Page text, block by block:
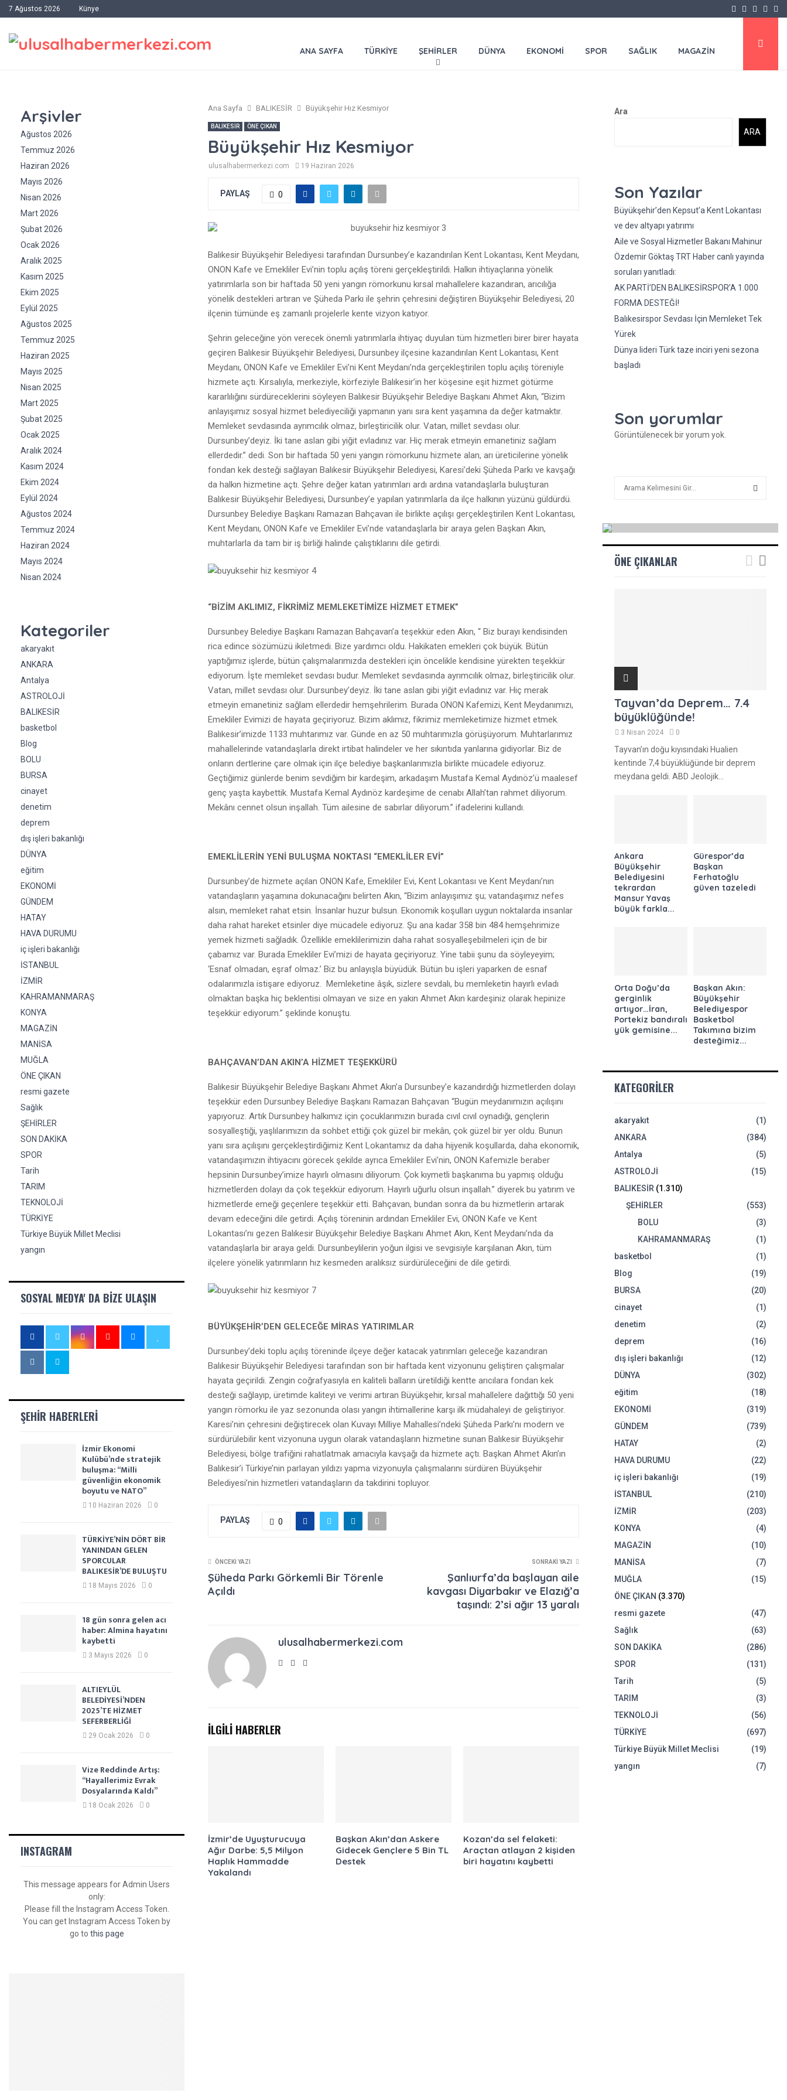
7 Ağustos 2026 Künye Facebook
Twitter
ANA SAYFA TÜRKİYE ŞEHİRLER DÜNYA EKONOMİ SPOR SAĞLIK MAGAZİN
Ana Sayfa BALIKESİR Büyükşehir Hız Kesmiyor
BALIKESİR ÖNE ÇIKAN
Büyükşehir Hız Kesmiyor
ulusalhabermerkezi.com 19 Haziran 2026
PAYLAŞ 0
Balıkesir Büyükşehir Belediyesi tarafından Dursunbey’e kazandırılan Kent Lokantası, Kent Meydanı,
ONON Kafe ve Emekliler Evi’nin toplu açılış töreni gerçekleştirildi. Halkın ihtiyaçlarına yönelik
yatırımlarla son bir haftada 50 yeni yangın römorkunu kırsal mahallelere kazandıran, arıcılığa
yönelik destekleri artıran ve Şüheda Parkı ile şehrin çehresini değiştiren Büyükşehir Belediyesi, 20
ilçenin tümünde eş zamanlı projelerle kente vizyon katıyor.
Şehrin geleceğine yön verecek önemli yatırımlarla ihtiyaç duyulan tüm hizmetleri birer birer hayata
geçiren Balıkesir Büyükşehir Belediyesi, Dursunbey ilçesine kazandırılan Kent Lokantası, Kent
Meydanı, ONON Kafe ve Emekliler Evi’ni Kent Meydanı’nda gerçekleştirilen toplu açılış töreniyle
hizmete açtı. Kırsalıyla, merkeziyle, körfeziyle Balıkesir’in her köşesine eşit hizmet götürme
kararlılığını sürdüreceklerini söyleyen Balıkesir Büyükşehir Belediye Başkanı Ahmet Akın, “Bizim
anlayışımız sosyal hizmet belediyeciliği yapmanın yanı sıra kent yaşamına da değer katmaktır.
Memleket sevdasında ayrımcılık olmaz, birleştiricilik olur. Vatan, millet sevdası olur.
Dursunbey’deyiz. İki tane aslan gibi yiğit evladınız var. Hiç merak etmeyin emanetiniz sağlam
ellerdedir.” dedi. Son bir haftada 50 yeni yangın römorkunu hizmete alan, arı üreticilerine yönelik
fondan kek desteği sağlayan Balıkesir Büyükşehir Belediyesi, Karesi’deki Şüheda Parkı ve kavşağı
da halkın hizmetine açtı. Şehre değer katan yatırımları ardı ardına vatandaşlarla buluşturan
Balıkesir Büyükşehir Belediyesi, Dursunbey’e yapılan yatırımlarla da ilçe halkının yüzünü güldürdü.
Dursunbey Belediye Başkanı Ramazan Bahçavan ile birlikte açılışı gerçekleştirilen Kent Lokantası,
Kent Meydanı, ONON Kafe ve Emekliler Evi’nde vatandaşlarla bir araya gelen Başkan Akın,
muhtarlarla da tam bir iş birliği halinde çalıştıklarını dile getirdi.
“BİZİM AKLIMIZ, FİKRİMİZ MEMLEKETİMİZE HİZMET ETMEK”
Dursunbey Belediye Başkanı Ramazan Bahçavan’a teşekkür eden Akın, “ Biz burayı kendisinden
rica edince sözümüzü ikiletmedi. Bize yardımcı oldu. Hakikaten emekleri çok büyük. Bütün
yaptığımız işlerde, bütün çalışmalarımızda destekleri için öncelikle kendisine yürekten teşekkür
ediyorum. İşte memleket sevdası budur. Memleket sevdasında ayrımcılık olmaz, birleştiricilik olur.
Vatan, millet sevdası olur. Dursunbey’deyiz. İki tane aslan gibi yiğit evladınız var. Hiç merak
etmeyin emanetiniz sağlam ellerdedir hemşehrilerim. Burada ONON Kafemizi, Kent Meydanımızı,
Emekliler Evimizi de hayata geçiriyoruz. Bizim aklımız, fikrimiz memleketimize hizmet etmek.
Balıkesir’imizde 1133 muhtarımız var. Günde en az 50 muhtarımızla görüşüyorum. Muhtarlarımız
mahallelerinde vatandaşlarla direkt irtibat halindeler ve her sıkıntıda yanlarına gidiyorlar. Biz de
onların dertlerine çare olmak için ilçe belediye başkanlarımızla birlikte mücadele ediyoruz.
Geçtiğimiz günlerde benim sevdiğim bir kardeşim, arkadaşım Mustafa Kemal Aydınöz’ü maalesef
genç yaşta kaybettik. Mustafa Kemal Aydınöz kardeşime de cenabı Allah’tan rahmet diliyorum.
Mekânı cennet olsun inşallah. Tüm ailesine de sabırlar diliyorum.” ifadelerini kullandı.
EMEKLİLERİN YENİ BULUŞMA NOKTASI “EMEKLİLER EVİ”
Dursunbey’de hizmete açılan ONON Kafe, Emekliler Evi, Kent Lokantası ve Kent Meydanı’nın
vatandaşların yaşamına dokunacağını belirten Akın, “Bizim anlayışımız şu; vatandaşımız nefes
alsın, memleket rahat etsin. İnsanlar huzur bulsun. Ekonomik koşulları uygun noktalarda insanlar
daha rahat hareket etsinler diye mücadele ediyoruz. Şu ana kadar 358 bin 484 hemşehrimize
yemek hizmeti sağladık. Özellikle emeklilerimizin daha rahat sosyalleşebilmeleri için de bir
çabamız var. Burada Emekliler Evi’mizi de hayata geçiriyoruz. Yine tabii şunu da söyleyeyim;
‘Esnaf olmadan, eşraf olmaz.’ Biz bu anlayışla büyüdük. Bütün bu işleri yaparken de esnaf
odalarımızla istişare ediyoruz. Memleketine âşık, sizlere sevdalı, bu memleketin hayırlı evladı
olmaktan başka hiç beklentisi olmayan ve size en yakın Ahmet Akın kardeşiniz olarak hepinize
teşekkür ediyorum.” şeklinde konuştu.
BAHÇAVAN’DAN AKIN’A HİZMET TEŞEKKÜRÜ
Balıkesir Büyükşehir Belediye Başkanı Ahmet Akın’a Dursunbey’e kazandırdığı hizmetlerden dolayı
teşekkür eden Dursunbey Belediye Başkanı Ramazan Bahçavan “Bugün meydanımızın açılışını
yapıyoruz. Artık Dursunbey halkımız için çocuklarımızın burada cıvıl cıvıl oynadığı, gençlerin
sosyalleştiği, yaşlılarımızın da sohbet ettiği çok güzel bir mekân, çok güzel bir yer oldu. Bunun
yanı sıra açılışını gerçekleştirdiğimiz Kent Lokantamız da daha hijyenik koşullarda, daha ekonomik,
vatandaşımızın ihtiyacını görecek şekilde ayrıca Emekliler Evi’nin, ONON Kafemizle beraber
hepsinin Dursunbey’imize hayırlı olmasını diliyorum. Çok kıymetli başkanıma bu yapmış olduğu
hizmetlerden dolayı da çok teşekkür ediyorum. Hayırlı uğurlu olsun inşallah.” diyerek bu yatırım ve
hizmetlerde emeği geçenlere teşekkür etti. Bahçavan, bundan sonra da bu hizmetlerin artarak
devam edeceğini dile getirdi. Açılış töreninin ardından Emekliler Evi, ONON Kafe ve Kent
Lokantası’nı gezen Balıkesir Büyükşehir Belediye Başkanı Ahmet Akın, Kent Meydanı’nda da
vatandaşlarla bir araya geldi. Dursunbeylilerin yoğun ilgisi ve sevgisiyle karşılanan Akın, tüm
ilçelere yönelik yatırımların hız kesmeden aralıksız sürdürüleceğini de dile getirdi.
BÜYÜKŞEHİR’DEN GELECEĞE MİRAS YATIRIMLAR
Dursunbey’deki toplu açılış töreninde ilçeye değer katacak yatırımları geleceğe kazandıran
Balıkesir Büyükşehir Belediyesi tarafından son bir haftada kent vizyonunu geliştiren çalışmalar
hayata geçirildi. Zengin coğrafyasıyla en kaliteli balların üretildiği kentte arıcılara fondan kek
desteği sağlayıp, üretimde kaliteyi ve verimi artıran Büyükşehir, kırsal mahallelere dağıttığı 50 yeni
yangın römorku ile yaz sezonunda olası yangın ihtimallerine karşı ilk müdahaleyi de geliştiriyor.
Karesi’nin çehresini değiştirecek olan Kuvayı Milliye Mahallesi’ndeki Şüheda Parkı’nı modern ve
sürdürülebilir kent vizyonuna uygun olarak vatandaşların hizmetine sunan Balıkesir Büyükşehir
Belediyesi, bölge trafiğini rahatlatmak amacıyla kavşağı da hizmete açtı. Başkan Ahmet Akın’ın
Balıkesir’i Türkiye’nin parlayan yıldızı yapma vizyonuyla çalışmalarını sürdüren Büyükşehir
Belediyesi’nin hizmetleri vatandaşların da takdirini topluyor.
PAYLAŞ 0
ÖNCEKI YAZI
Şüheda Parkı Görkemli Bir Törenle
Açıldı
SONRAKI YAZI
Şanlıurfa’da başlayan aile
kavgası Diyarbakır ve Elazığ’a
taşındı: 2’si ağır 13 yaralı
ulusalhabermerkezi.com
İLGİLİ HABERLER
İzmir’de Uyuşturucuya
Ağır Darbe: 5,5 Milyon
Haplık Hammadde
Yakalandı
Başkan Akın’dan Askere
Gidecek Gençlere 5 Bin TL
Destek
Kozan’da sel felaketi:
Araçtan atlayan 2 kişiden
biri hayatını kaybetti
Arşivler
Ağustos 2026
Temmuz 2026
Haziran 2026
Mayıs 2026
Nisan 2026
Mart 2026
Şubat 2026
Ocak 2026
Aralık 2025
Kasım 2025
Ekim 2025
Eylül 2025
Ağustos 2025
Temmuz 2025
Haziran 2025
Mayıs 2025
Nisan 2025
Mart 2025
Şubat 2025
Ocak 2025
Aralık 2024
Kasım 2024
Ekim 2024
Eylül 2024
Ağustos 2024
Temmuz 2024
Haziran 2024
Mayıs 2024
Nisan 2024
Kategoriler
akaryakıt
ANKARA
Antalya
ASTROLOJİ
BALIKESİR
basketbol
Blog
BOLU
BURSA
cinayet
denetim
deprem
dış işleri bakanlığı
DÜNYA
eğitim
EKONOMİ
GÜNDEM
HATAY
HAVA DURUMU
iç işleri bakanlığı
İSTANBUL
İZMİR
KAHRAMANMARAŞ
KONYA
MAGAZİN
MANİSA
MUĞLA
ÖNE ÇIKAN
resmi gazete
Sağlık
ŞEHİRLER
SON DAKİKA
SPOR
Tarih
TARIM
TEKNOLOJİ
TÜRKİYE
Türkiye Büyük Millet Meclisi
yangın
SOSYAL MEDYA' DA BIZE ULAŞIN
ŞEHIR HABERLERI
İzmir Ekonomi
Kulübü’nde stratejik
buluşma: “Milli
güvenliğin ekonomik
boyutu ve NATO”
10 Haziran 2026 0
TÜRKİYE’NİN DÖRT BİR
YANINDAN GELEN
SPORCULAR
BALIKESİR’DE BULUŞTU
18 Mayıs 2026 0
18 gün sonra gelen acı
haber: Almina hayatını
kaybetti
3 Mayıs 2026 0
ALTIEYLÜL
BELEDİYESİ’NDEN
2025’TE HİZMET
SEFERBERLİĞİ
29 Ocak 2026 0
Vize Reddinde Artış:
“Hayallerimiz Evrak
Dosyalarında Kaldı”
18 Ocak 2026 0
INSTAGRAM
This message appears for Admin Users
only:
Please fill the Instagram Access Token.
You can get Instagram Access Token by
go to this page
Ara
ARA
Son Yazılar
Büyükşehir’den Kepsut’a Kent Lokantası
ve dev altyapı yatırımı
Aile ve Sosyal Hizmetler Bakanı Mahinur
Özdemir Göktaş TRT Haber canlı yayında
soruları yanıtladı:
AK PARTİ’DEN BALIKESİRSPOR’A 1.000
FORMA DESTEĞİ!
Balıkesirspor Sevdası İçin Memleket Tek
Yürek
Dünya lideri Türk taze inciri yeni sezona
başladı
Son yorumlar
Görüntülenecek bir yorum yok.
R
ÖNE ÇIKANLAR
Tayvan’da Deprem… 7.4
büyüklüğünde!
3 Nisan 2024 0
Tayvan’ın doğu kıyısındaki Hualien
kentinde 7,4 büyüklüğünde bir deprem
meydana geldi. ABD Jeolojik...
Ankara
Büyükşehir
Belediyesini
tekrardan
Mansur Yavaş
büyük farkla...
Gürespor’da
Başkan
Ferhatoğlu
güven tazeledi
Orta Doğu’da
gerginlik
artıyor…İran,
Portekiz bandıralı
yük gemisine...
Başkan Akın:
Büyükşehir
Belediyespor
Basketbol
Takımına bizim
desteğimiz...
KATEGORILER
akaryakıt
(1)
ANKARA
(384)
Antalya
(5)
ASTROLOJİ
(15)
BALIKESİR (1.310)
ŞEHİRLER
(553)
BOLU
(3)
KAHRAMANMARAŞ
(1)
basketbol
(1)
Blog
(19)
BURSA
(20)
cinayet
(1)
denetim
(2)
deprem
(16)
dış işleri bakanlığı
(12)
DÜNYA
(302)
eğitim
(18)
EKONOMİ
(319)
GÜNDEM
(739)
HATAY
(2)
HAVA DURUMU
(22)
iç işleri bakanlığı
(19)
İSTANBUL
(210)
İZMİR
(203)
KONYA
(4)
MAGAZİN
(10)
MANİSA
(7)
MUĞLA
(15)
ÖNE ÇIKAN (3.370)
resmi gazete
(47)
Sağlık
(63)
SON DAKİKA
(286)
SPOR
(131)
Tarih
(5)
TARIM
(3)
TEKNOLOJİ
(56)
TÜRKİYE
(697)
Türkiye Büyük Millet Meclisi
(19)
yangın
(7)